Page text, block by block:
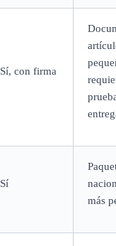
Sí, con firma
Sí
más